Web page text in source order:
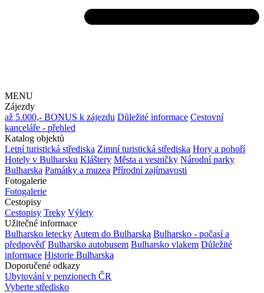
MENU
Zájezdy
až 5.000,- BONUS k zájezdu Důležité informace Cestovní
kanceláře - přehled
Katalog objektů
Letní turistická střediska Zimní turistická střediska Hory a pohoří
Hotely v Bulharsku Kláštery Města a vesničky Národní parky
Bulharska Památky a muzea Přírodní zajímavosti
Fotogalerie
Fotogalerie
Cestopisy
Cestopisy Treky Výlety
Užitečné informace
Bulharsko letecky Autem do Bulharska Bulharsko - počasí a
předpověď Bulharsko autobusem Bulharsko vlakem Důležité
informace Historie Bulharska
Doporučené odkazy
Ubytování v penzionech ČR
Vyberte středisko